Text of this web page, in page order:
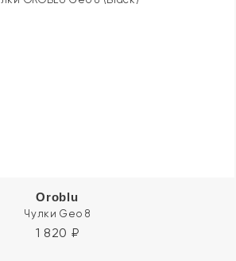
Oroblu
Чулки Geo 8
1 820 ₽